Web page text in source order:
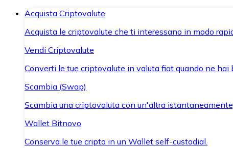
Acquista Criptovalute
Acquista le criptovalute che ti interessano in modo
Vendi Criptovalute
Converti le tue criptovalute in valuta fiat quando ne hai
Scambia (Swap)
Scambia una criptovaluta con un'altra
Wallet Bitnovo
Conserva le tue cripto in un Wallet self-custodial.